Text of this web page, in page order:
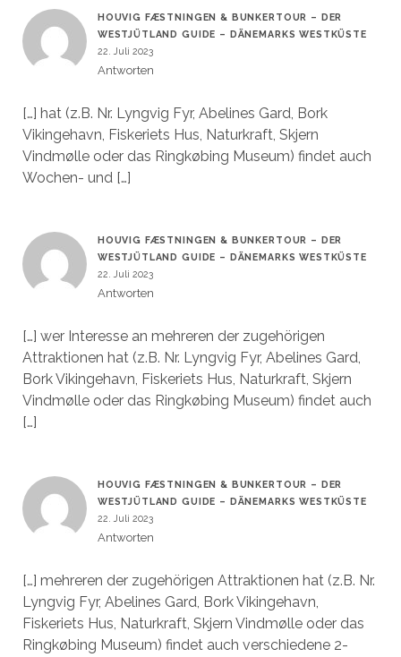
HOUVIG FÆSTNINGEN & BUNKERTOUR – DER
WESTJÜTLAND GUIDE – DÄNEMARKS WESTKÜSTE
22. Juli 2023
Antworten
[…] hat (z.B. Nr. Lyngvig Fyr, Abelines Gard, Bork
Vikingehavn, Fiskeriets Hus, Naturkraft, Skjern
Vindmølle oder das Ringkøbing Museum) findet auch
Wochen- und […]
HOUVIG FÆSTNINGEN & BUNKERTOUR – DER
WESTJÜTLAND GUIDE – DÄNEMARKS WESTKÜSTE
22. Juli 2023
Antworten
[…] wer Interesse an mehreren der zugehörigen
Attraktionen hat (z.B. Nr. Lyngvig Fyr, Abelines Gard,
Bork Vikingehavn, Fiskeriets Hus, Naturkraft, Skjern
Vindmølle oder das Ringkøbing Museum) findet auch
[…]
HOUVIG FÆSTNINGEN & BUNKERTOUR – DER
WESTJÜTLAND GUIDE – DÄNEMARKS WESTKÜSTE
22. Juli 2023
Antworten
[…] mehreren der zugehörigen Attraktionen hat (z.B. Nr.
Lyngvig Fyr, Abelines Gard, Bork Vikingehavn,
Fiskeriets Hus, Naturkraft, Skjern Vindmølle oder das
Ringkøbing Museum) findet auch verschiedene 2-